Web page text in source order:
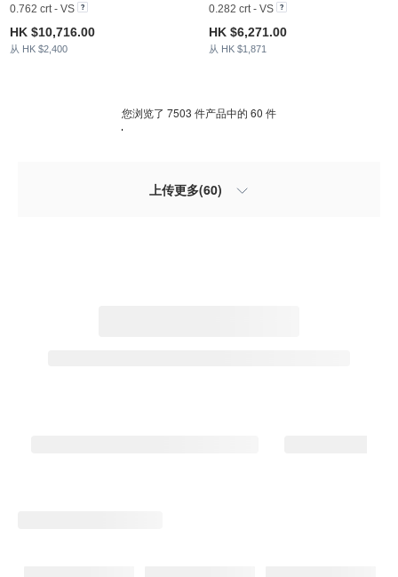
0.762 crt - VS
HK $10,716.00
从 HK $2,400
0.282 crt - VS
HK $6,271.00
从 HK $1,871
您浏览了 7503 件产品中的 60 件
上传更多(60)